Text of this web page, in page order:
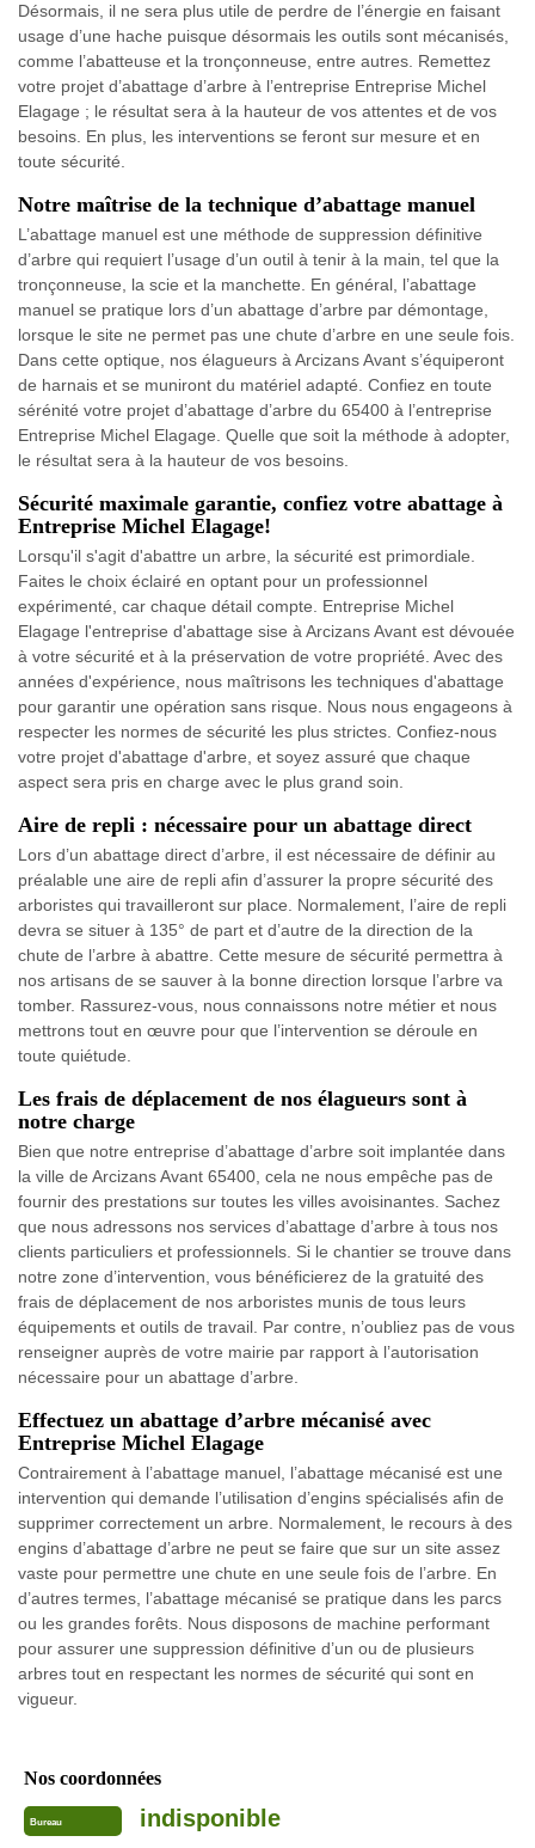
Désormais, il ne sera plus utile de perdre de l’énergie en faisant
usage d’une hache puisque désormais les outils sont mécanisés,
comme l’abatteuse et la tronçonneuse, entre autres. Remettez
votre projet d’abattage d’arbre à l’entreprise Entreprise Michel
Elagage ; le résultat sera à la hauteur de vos attentes et de vos
besoins. En plus, les interventions se feront sur mesure et en
toute sécurité.
Notre maîtrise de la technique d’abattage manuel
L’abattage manuel est une méthode de suppression définitive
d’arbre qui requiert l’usage d’un outil à tenir à la main, tel que la
tronçonneuse, la scie et la manchette. En général, l’abattage
manuel se pratique lors d’un abattage d’arbre par démontage,
lorsque le site ne permet pas une chute d’arbre en une seule fois.
Dans cette optique, nos élagueurs à Arcizans Avant s’équiperont
de harnais et se muniront du matériel adapté. Confiez en toute
sérénité votre projet d’abattage d’arbre du 65400 à l’entreprise
Entreprise Michel Elagage. Quelle que soit la méthode à adopter,
le résultat sera à la hauteur de vos besoins.
Sécurité maximale garantie, confiez votre abattage à
Entreprise Michel Elagage!
Lorsqu'il s'agit d'abattre un arbre, la sécurité est primordiale.
Faites le choix éclairé en optant pour un professionnel
expérimenté, car chaque détail compte. Entreprise Michel
Elagage l'entreprise d'abattage sise à Arcizans Avant est dévouée
à votre sécurité et à la préservation de votre propriété. Avec des
années d'expérience, nous maîtrisons les techniques d'abattage
pour garantir une opération sans risque. Nous nous engageons à
respecter les normes de sécurité les plus strictes. Confiez-nous
votre projet d'abattage d'arbre, et soyez assuré que chaque
aspect sera pris en charge avec le plus grand soin.
Aire de repli : nécessaire pour un abattage direct
Lors d’un abattage direct d’arbre, il est nécessaire de définir au
préalable une aire de repli afin d’assurer la propre sécurité des
arboristes qui travailleront sur place. Normalement, l’aire de repli
devra se situer à 135° de part et d’autre de la direction de la
chute de l’arbre à abattre. Cette mesure de sécurité permettra à
nos artisans de se sauver à la bonne direction lorsque l’arbre va
tomber. Rassurez-vous, nous connaissons notre métier et nous
mettrons tout en œuvre pour que l’intervention se déroule en
toute quiétude.
Les frais de déplacement de nos élagueurs sont à
notre charge
Bien que notre entreprise d’abattage d’arbre soit implantée dans
la ville de Arcizans Avant 65400, cela ne nous empêche pas de
fournir des prestations sur toutes les villes avoisinantes. Sachez
que nous adressons nos services d’abattage d’arbre à tous nos
clients particuliers et professionnels. Si le chantier se trouve dans
notre zone d’intervention, vous bénéficierez de la gratuité des
frais de déplacement de nos arboristes munis de tous leurs
équipements et outils de travail. Par contre, n’oubliez pas de vous
renseigner auprès de votre mairie par rapport à l’autorisation
nécessaire pour un abattage d’arbre.
Effectuez un abattage d’arbre mécanisé avec
Entreprise Michel Elagage
Contrairement à l’abattage manuel, l’abattage mécanisé est une
intervention qui demande l’utilisation d’engins spécialisés afin de
supprimer correctement un arbre. Normalement, le recours à des
engins d’abattage d’arbre ne peut se faire que sur un site assez
vaste pour permettre une chute en une seule fois de l’arbre. En
d’autres termes, l’abattage mécanisé se pratique dans les parcs
ou les grandes forêts. Nous disposons de machine performant
pour assurer une suppression définitive d’un ou de plusieurs
arbres tout en respectant les normes de sécurité qui sont en
vigueur.
Nos coordonnées
Bureau indisponible